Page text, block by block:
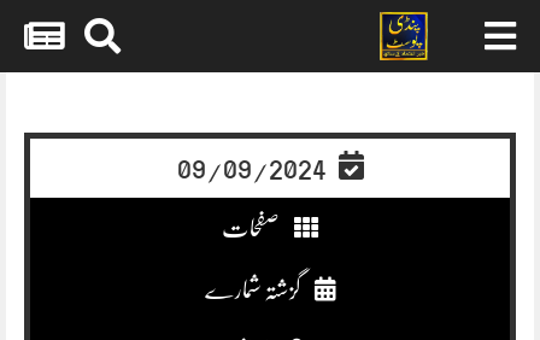
09/09/2024
صفحات
گزشتہ شمارے